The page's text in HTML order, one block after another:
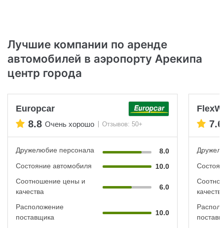
Лучшие компании по аренде
автомобилей в аэропорту Арекипа
центр города
Europcar
8.8 Очень хорошо Отзывов: 50+
Дружелюбие персонала
8.0
Состояние автомобиля
10.0
Соотношение цены и
качества
6.0
Расположение
поставщика
10.0